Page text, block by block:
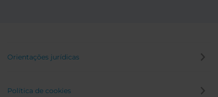
Orientações jurídicas
Política de cookies